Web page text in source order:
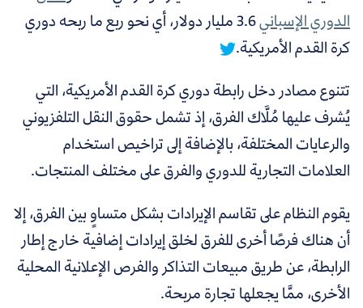
الدوري الإسباني
أي نحو ربع ما ربحه دوري
كرة القدم الأمريكية.
تتنوع مصادر دخل رابطة دوري كرة القدم الأمريكية، التي
يُشرف عليها مُلَّاك الفرق، إذ تشمل حقوق النقل التلفزيوني
والرعايات المختلفة، بالإضافة إلى تراخيص استخدام
العلامات التجارية للدوري والفرق على مختلف المنتجات.
يقوم النظام على تقاسم الإيرادات بشكل متساوٍ بين الفرق، إلا
أن هناك فرصًا أخرى للفرق لخلق إيرادات إضافية خارج إطار
الرابطة، عن طريق مبيعات التذاكر والفرص الإعلانية المحلية
الأخرى، ممَّا يجعلها تجارة مربحة.